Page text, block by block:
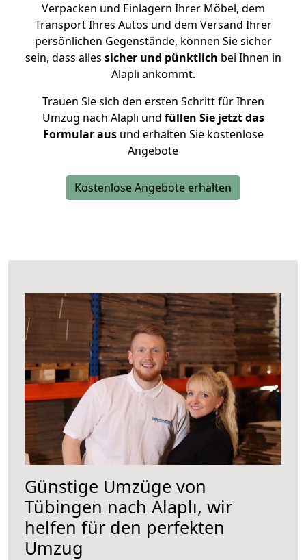
Verpacken und Einlagern Ihrer Möbel, dem
Transport Ihres Autos und dem Versand Ihrer
persönlichen Gegenstände, können Sie sicher
sein, dass alles sicher und pünktlich bei Ihnen in
Alaplı ankommt.
Trauen Sie sich den ersten Schritt für Ihren
Umzug nach Alaplı und füllen Sie jetzt das
Formular ausund erhalten Sie kostenlose
Angebote
Kostenlose Angebote erhalten
Günstige Umzüge von
Tübingen nach Alaplı, wir
helfen für den perfekten
Umzug